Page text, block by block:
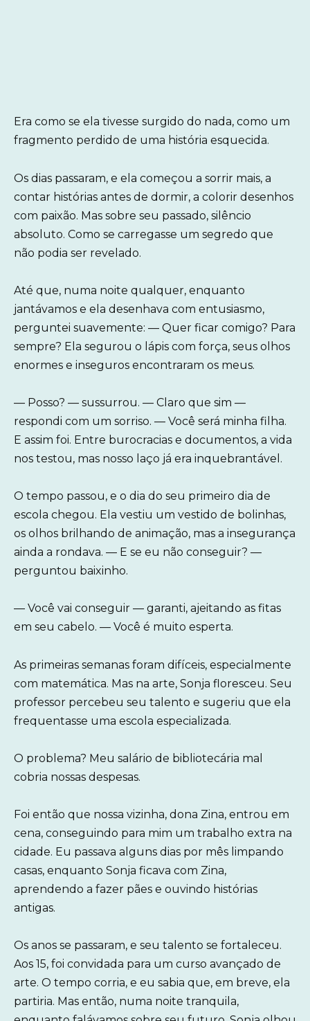
Era como se ela tivesse surgido do nada, como um
fragmento perdido de uma história esquecida.
Os dias passaram, e ela começou a sorrir mais, a
contar histórias antes de dormir, a colorir desenhos
com paixão. Mas sobre seu passado, silêncio
absoluto. Como se carregasse um segredo que
não podia ser revelado.
Até que, numa noite qualquer, enquanto
jantávamos e ela desenhava com entusiasmo,
perguntei suavemente: — Quer ficar comigo? Para
sempre? Ela segurou o lápis com força, seus olhos
enormes e inseguros encontraram os meus.
— Posso? — sussurrou. — Claro que sim —
respondi com um sorriso. — Você será minha filha.
E assim foi. Entre burocracias e documentos, a vida
nos testou, mas nosso laço já era inquebrantável.
O tempo passou, e o dia do seu primeiro dia de
escola chegou. Ela vestiu um vestido de bolinhas,
os olhos brilhando de animação, mas a insegurança
ainda a rondava. — E se eu não conseguir? —
perguntou baixinho.
— Você vai conseguir — garanti, ajeitando as fitas
em seu cabelo. — Você é muito esperta.
As primeiras semanas foram difíceis, especialmente
com matemática. Mas na arte, Sonja floresceu. Seu
professor percebeu seu talento e sugeriu que ela
frequentasse uma escola especializada.
O problema? Meu salário de bibliotecária mal
cobria nossas despesas.
Foi então que nossa vizinha, dona Zina, entrou em
cena, conseguindo para mim um trabalho extra na
cidade. Eu passava alguns dias por mês limpando
casas, enquanto Sonja ficava com Zina,
aprendendo a fazer pães e ouvindo histórias
antigas.
Os anos se passaram, e seu talento se fortaleceu.
Aos 15, foi convidada para um curso avançado de
arte. O tempo corria, e eu sabia que, em breve, ela
partiria. Mas então, numa noite tranquila,